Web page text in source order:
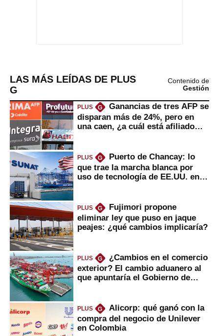
LAS MÁS LEÍDAS DE PLUS
G
Contenido de
Gestión
PLUS G
Ganancias de tres AFP se
disparan más de 24%, pero en
una caen, ¿a cuál está afiliado
PLUS G
Puerto de Chancay: lo
que trae la marcha blanca por
uso de tecnología de EE.UU. en
PLUS G
Fujimori propone
eliminar ley que puso en jaque
peajes: ¿qué cambios implicaría?
PLUS G
¿Cambios en el comercio
exterior? El cambio aduanero al
que apuntaría el Gobierno de
PLUS G
Alicorp: qué ganó con la
compra del negocio de Unilever
en Colombia